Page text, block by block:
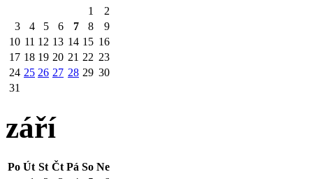
1
2
3
4 5 6 7 8
9
10 11 12 13 14 15 16
17 18 19 20 21 22 23
24 25 26 27 28 29 30
31
září
Po Út St Čt Pá So Ne